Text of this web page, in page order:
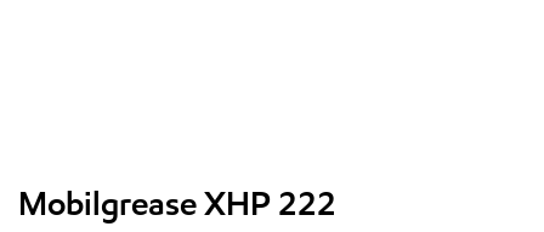
Mobilgrease XHP 222